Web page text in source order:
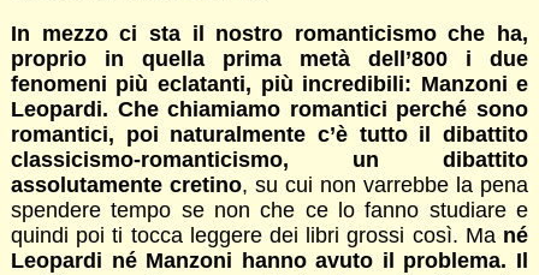
In mezzo ci sta il nostro romanticismo che ha,
proprio in quella prima metà dell’800 i due
fenomeni più eclatanti, più incredibili: Manzoni e
Leopardi. Che chiamiamo romantici perché sono
romantici, poi naturalmente c’è tutto il dibattito
classicismo-romanticismo, un dibattito
assolutamente cretino, su cui non varrebbe la pena
spendere tempo se non che ce lo fanno studiare e
quindi poi ti tocca leggere dei libri grossi così. Ma né
Leopardi né Manzoni hanno avuto il problema. Il